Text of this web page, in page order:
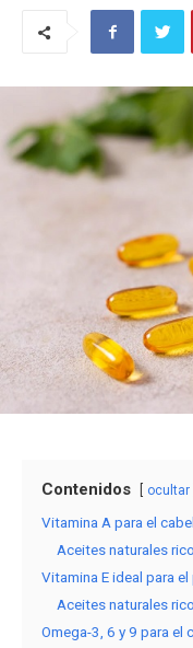
Contenidos ocultar
Vitamina A para el
Aceites naturales
Vitamina E ideal para el
Aceites naturales
Omega-3, 6 y 9 para el